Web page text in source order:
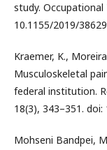
study.
10.1155/2019/
Kraemer, K.,
Musculoskeletal
federal institution.
18(3), 343–351.
Mohseni Bandpei,